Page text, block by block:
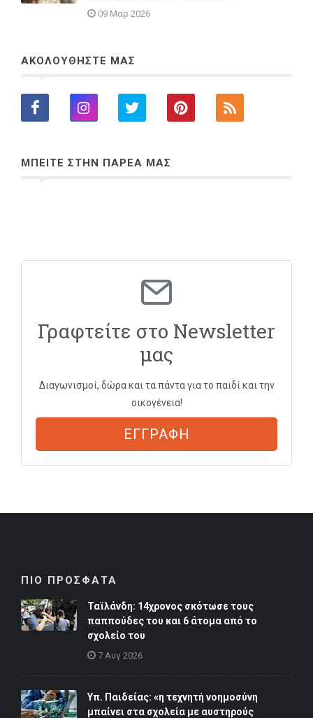
09 Μαρ 2026
ΑΚΟΛΟΥΘΗΣΤΕ ΜΑΣ
ΜΠΕΙΤΕ ΣΤΗΝ ΠΑΡΕΑ ΜΑΣ
Γραφτείτε στο Newsletter
μας
Διαγωνισμοί, δώρα και τα πάντα για το παιδί και την
οικογένεια!
ΕΓΓΡΑΦΗ
ΠΙΟ ΠΡΟΣΦΑΤΑ
Ταϊλάνδη: 14χρονος σκότωσε τους
παππούδες του και 6 άτομα από το
σχολείο του
7 Αυγ 2026
Υπ. Παιδείας: «η τεχνητή νοημοσύνη
μπαίνει στα σχολεία με αυστηρούς